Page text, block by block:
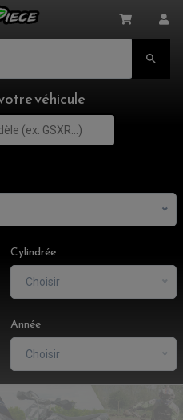

véhicule
Cylindrée
Choisir
Année
Choisir